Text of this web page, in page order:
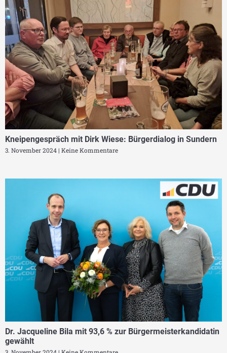
Kneipengespräch mit Dirk Wiese: Bürgerdialog in Sundern
3. November 2024 Keine Kommentare
Dr. Jacqueline Bila mit 93,6 % zur Bürgermeisterkandidatin
gewählt